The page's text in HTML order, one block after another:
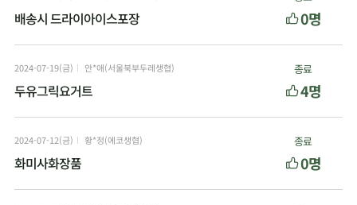
배송시 드라이아이스포장 0명
2024-07-19(금) 안*애(서울북부두레생협)
두유그릭요거트
종료
4명
2024-07-12(금) 황*정(에코생협)
화미사화장품
종료
0명